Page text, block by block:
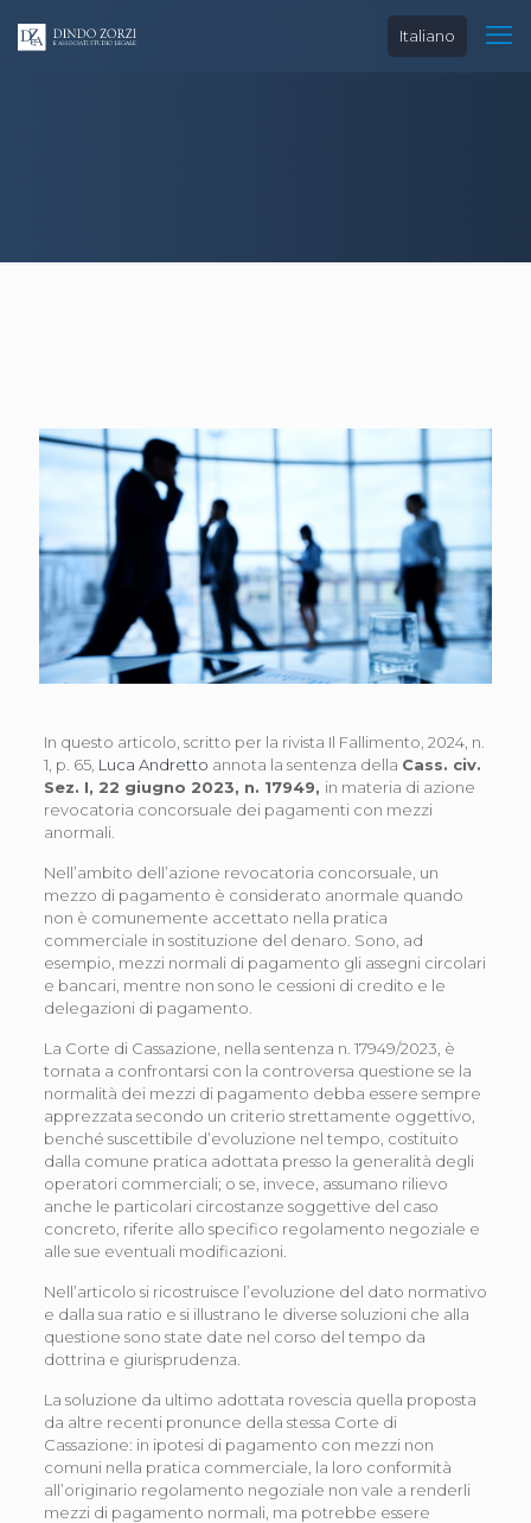
Italiano
In questo articolo, scritto per la rivista Il Fallimento, 2024, n.
1, p. 65, Luca Andretto annota la sentenza della Cass. civ.
Sez. I, 22 giugno 2023, n. 17949, in materia di azione
revocatoria concorsuale dei pagamenti con mezzi
anormali.
Nell’ambito dell’azione revocatoria concorsuale, un
mezzo di pagamento è considerato anormale quando
non è comunemente accettato nella pratica
commerciale in sostituzione del denaro. Sono, ad
esempio, mezzi normali di pagamento gli assegni circolari
e bancari, mentre non sono le cessioni di credito e le
delegazioni di pagamento.
La Corte di Cassazione, nella sentenza n. 17949/2023, è
tornata a confrontarsi con la controversa questione se la
normalità dei mezzi di pagamento debba essere sempre
apprezzata secondo un criterio strettamente oggettivo,
benché suscettibile d’evoluzione nel tempo, costituito
dalla comune pratica adottata presso la generalità degli
operatori commerciali; o se, invece, assumano rilievo
anche le particolari circostanze soggettive del caso
concreto, riferite allo specifico regolamento negoziale e
alle sue eventuali modificazioni.
Nell’articolo si ricostruisce l’evoluzione del dato normativo
e dalla sua ratio e si illustrano le diverse soluzioni che alla
questione sono state date nel corso del tempo da
dottrina e giurisprudenza.
La soluzione da ultimo adottata rovescia quella proposta
da altre recenti pronunce della stessa Corte di
Cassazione: in ipotesi di pagamento con mezzi non
comuni nella pratica commerciale, la loro conformità
all’originario regolamento negoziale non vale a renderli
mezzi di pagamento normali, ma potrebbe essere